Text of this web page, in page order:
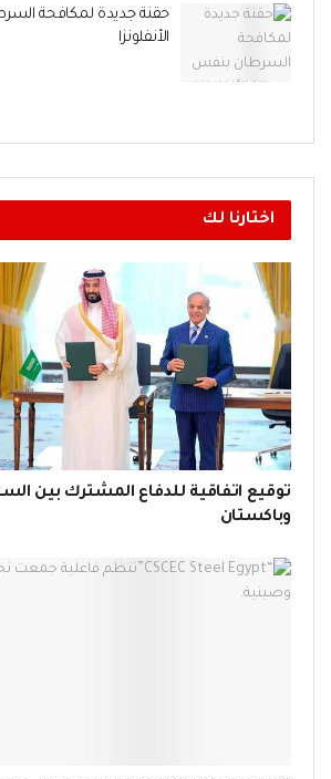
حقنة جديدة لمكافحة
الأنفلونزا
اختارنا لك
توقيع اتفاقية للدفاع المشترك بين
وباكستان